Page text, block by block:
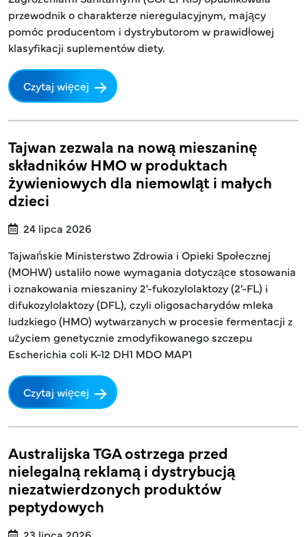
przewodnik o charakterze nieregulacyjnym, mający
pomóc producentom i dystrybutorom w prawidłowej
klasyfikacji suplementów diety.
Czytaj więcej
Tajwan zezwala na nową mieszaninę
składników HMO w produktach
żywieniowych dla niemowląt i małych
dzieci
24 lipca 2026
Tajwańskie Ministerstwo Zdrowia i Opieki Społecznej
(MOHW) ustaliło nowe wymagania dotyczące stosowania
i oznakowania mieszaniny 2'-fukozylolaktozy (2'-FL) i
difukozylolaktozy (DFL), czyli oligosacharydów mleka
ludzkiego (HMO) wytwarzanych w procesie fermentacji z
użyciem genetycznie zmodyfikowanego szczepu
Escherichia coli K-12 DH1 MDO MAP1
Czytaj więcej
Australijska TGA ostrzega przed
nielegalną reklamą i dystrybucją
niezatwierdzonych produktów
peptydowych